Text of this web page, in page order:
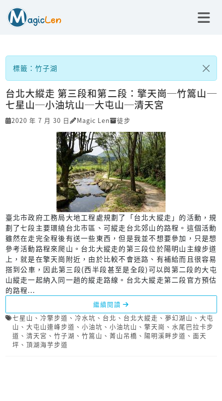
標籤：竹子湖
台北大縱走 第三段和第二段：擎天崗─竹篙山─
七星山─小油坑山─大屯山─清天宮
2020 年 7 月 30 日 Magic Len 徒步
臺北市政府工務局大地工程處規劃了「台北大縱走」的活動，規
劃了七段主要環繞台北市區、可縱走台北郊山的路程。這個活動
雖然在走完全程後有送一些東西，但是我並不想要參加，只是想
參考活動路程來爬山。台北大縱走的第三段位於陽明山主線步道
上，就是在擎天崗附近，由於比較不會迷路、有補給而且很容易
搭到公車，因此第三段(西半段甚至是全段)可以與第二段的大屯
山縱走一起納入同一趟的縱走路線。台北大縱走第二段官方預估
的路程...
繼續閱讀
七星山 、 冷擎步道 、 冷水坑 、 台北 、 台北大縱走 、 夢幻湖山 、 大屯
山 、 大屯山連峰步道 、 小油坑 、 小油坑山 、 擎天崗 、 水尾巴拉卡步
道 、 清天宮 、 竹子湖 、 竹篙山 、 菁山吊橋 、 陽明溪畔步道 、 面天
坪 、 頂湖海芋步道